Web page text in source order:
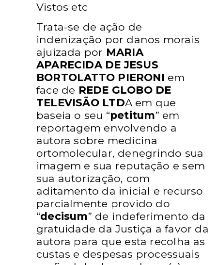
Vistos etc
Trata-se de ação de
indenização por danos morais
ajuizada por MARIA
APARECIDA DE JESUS
BORTOLATTO PIERONI em
face de REDE GLOBO DE
TELEVISÃO LTDA em que
baseia o seu “petitum” em
reportagem envolvendo a
autora sobre medicina
ortomolecular, denegrindo sua
imagem e sua reputação e sem
sua autorização, com
aditamento da inicial e recurso
parcialmente provido do
“decisum” de indeferimento da
gratuidade da Justiça a favor da
autora para que esta recolha as
custas e despesas processuais